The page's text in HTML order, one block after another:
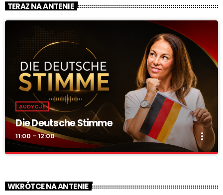
TERAZ NA ANTENIE
AUDYCJE
Die Deutsche Stimme
11:00 - 12:00 more_vert
„DIE DEUTSCHE STIMME” – w całości po niemiecku. Audycja
mniejszości niemieckiej o kulturze, tradycjach i wydarzeniach w
WKRÓTCE NA ANTENIE